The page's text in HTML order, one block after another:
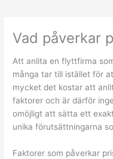
Vad påverkar
Att anlita en flyttfirma
många tar till istället för
mycket det kostar att
faktorer och är därför
omöjligt att sätta ett
unika förutsättningarna
Faktorer som påverkar